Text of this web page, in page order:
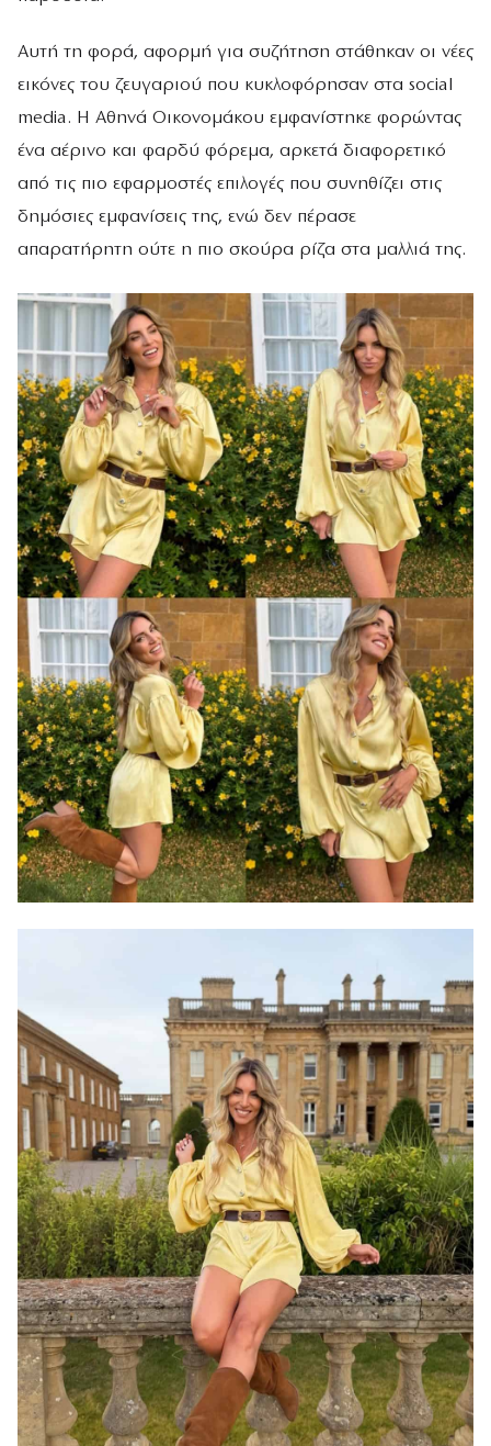
Αυτή τη φορά, αφορμή για συζήτηση στάθηκαν οι νέες
εικόνες του ζευγαριού που κυκλοφόρησαν στα social
media. Η Αθηνά Οικονομάκου εμφανίστηκε φορώντας
ένα αέρινο και φαρδύ φόρεμα, αρκετά διαφορετικό
από τις πιο εφαρμοστές επιλογές που συνηθίζει στις
δημόσιες εμφανίσεις της, ενώ δεν πέρασε
απαρατήρητη ούτε η πιο σκούρα ρίζα στα μαλλιά της.